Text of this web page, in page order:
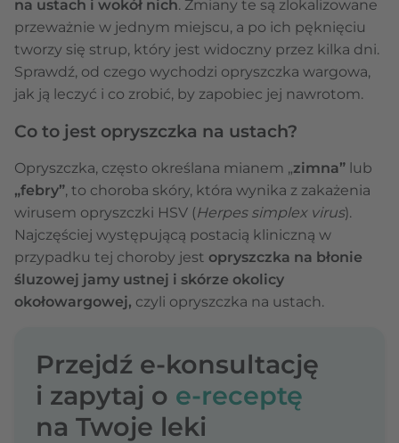
na ustach i wokół nich. Zmiany te są zlokalizowane
przeważnie w jednym miejscu, a po ich pęknięciu
tworzy się strup, który jest widoczny przez kilka dni.
Sprawdź, od czego wychodzi opryszczka wargowa,
jak ją leczyć i co zrobić, by zapobiec jej nawrotom.
Co to jest opryszczka na ustach?
Opryszczka, często określana mianem „zimna” lub
„febry”, to choroba skóry, która wynika z zakażenia
wirusem opryszczki HSV (Herpes simplex virus).
Najczęściej występującą postacią kliniczną w
przypadku tej choroby jest opryszczka na błonie
śluzowej jamy ustnej i skórze okolicy
okołowargowej, czyli opryszczka na ustach.
Przejdź e-konsultację
i zapytaj o e-receptę
na Twoje leki